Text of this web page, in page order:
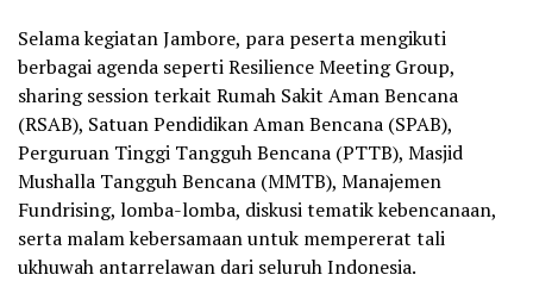
Selama kegiatan Jambore, para peserta mengikuti
berbagai agenda seperti Resilience Meeting Group,
sharing session terkait Rumah Sakit Aman Bencana
(RSAB), Satuan Pendidikan Aman Bencana (SPAB),
Perguruan Tinggi Tangguh Bencana (PTTB), Masjid
Mushalla Tangguh Bencana (MMTB), Manajemen
Fundrising, lomba-lomba, diskusi tematik kebencanaan,
serta malam kebersamaan untuk mempererat tali
ukhuwah antarrelawan dari seluruh Indonesia.